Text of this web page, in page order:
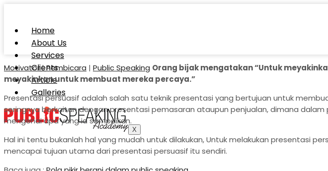
Home
About Us
Services
Clients
Article
Galleries
X
Motivator|Pembicara | Public Speaking Orang bijak mengatakan “Untuk
meyakinkan untuk membuat mereka percaya.”
Presentasi persuasif adalah salah satu teknik presentasi yang bertujuan untuk
seringnya berkaitan dengan presentasi pemasaran ataupun penjualan, dimana
mengenai apa yang ia sampaikan.
Hal ini tentu bukanlah hal yang mudah untuk dilakukan, Untuk melakukan presentasi
mencapai tujuan utama dari presentasi persuasif itu sendiri.